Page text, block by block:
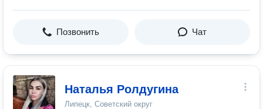
Позвонить Чат
Наталья Ролдугина
Липецк, Советский округ